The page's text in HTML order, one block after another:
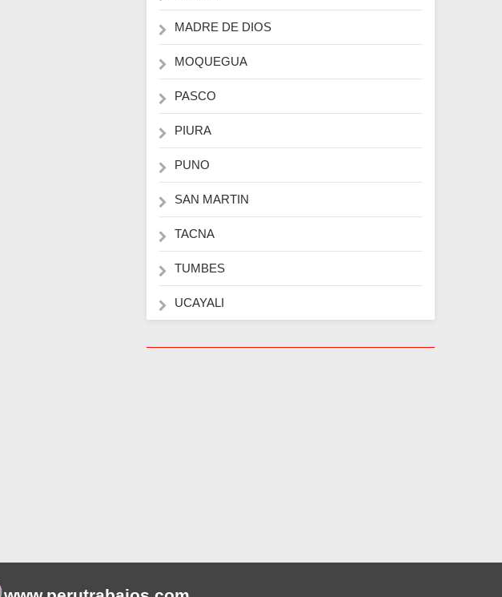
MADRE DE DIOS
MOQUEGUA
PASCO
PIURA
PUNO
SAN MARTIN
TACNA
TUMBES
UCAYALI